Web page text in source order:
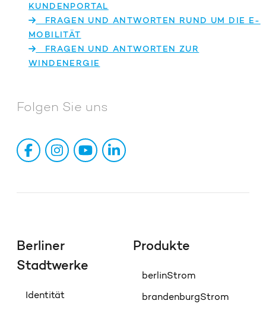
KUNDENPORTAL
FRAGEN UND ANTWORTEN RUND UM DIE E-
MOBILITÄT
FRAGEN UND ANTWORTEN ZUR
WINDENERGIE
Folgen Sie uns
Berliner
Stadtwerke
Identität
Produkte
berlinStrom
brandenburgStrom